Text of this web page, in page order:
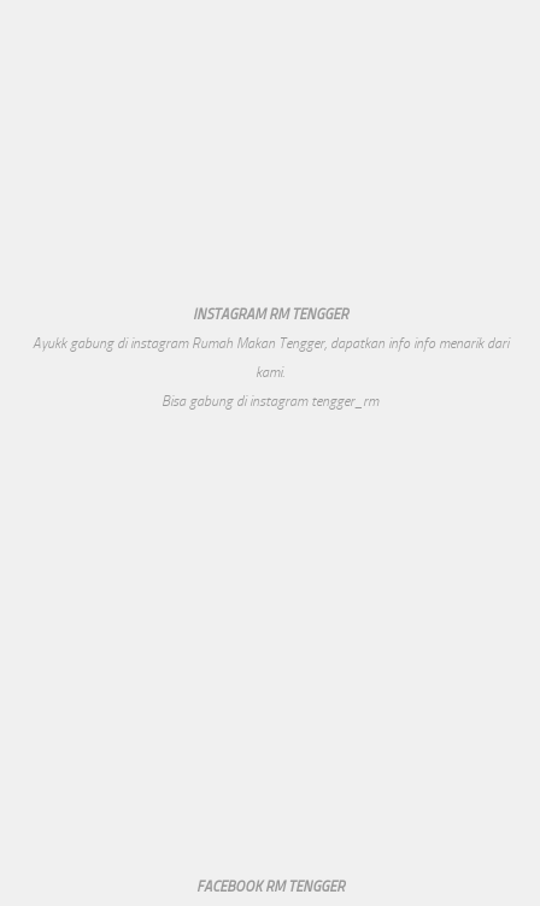
INSTAGRAM RM TENGGER
Ayukk gabung di instagram Rumah Makan Tengger, dapatkan info info menarik dari
kami.
Bisa gabung di instagram tengger_rm
FACEBOOK RM TENGGER